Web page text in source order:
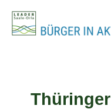
Inhalt
springen
Thüringer